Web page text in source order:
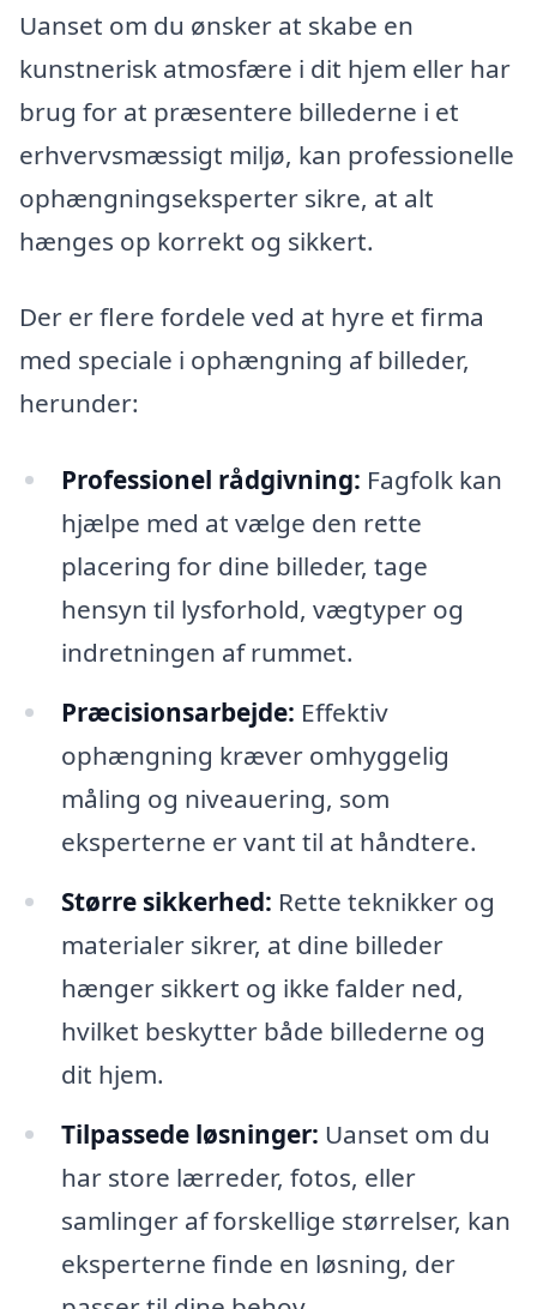
Uanset om du ønsker at skabe en
kunstnerisk atmosfære i dit hjem eller har
brug for at præsentere billederne i et
erhvervsmæssigt miljø, kan professionelle
ophængningseksperter sikre, at alt
hænges op korrekt og sikkert.
Der er flere fordele ved at hyre et firma
med speciale i ophængning af billeder,
herunder:
Professionel rådgivning: Fagfolk kan
hjælpe med at vælge den rette
placering for dine billeder, tage
hensyn til lysforhold, vægtyper og
indretningen af rummet.
Præcisionsarbejde: Effektiv
ophængning kræver omhyggelig
måling og niveauering, som
eksperterne er vant til at håndtere.
Større sikkerhed: Rette teknikker og
materialer sikrer, at dine billeder
hænger sikkert og ikke falder ned,
hvilket beskytter både billederne og
dit hjem.
Tilpassede løsninger: Uanset om du
har store lærreder, fotos, eller
samlinger af forskellige størrelser, kan
eksperterne finde en løsning, der